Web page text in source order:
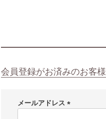
会員登録がお済みのお客様
メールアドレス